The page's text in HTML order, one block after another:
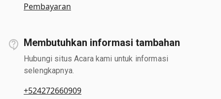
Pembayaran
Membutuhkan informasi tambahan
Hubungi situs Acara kami untuk informasi
selengkapnya.
+524272660909